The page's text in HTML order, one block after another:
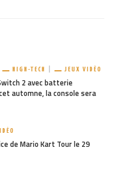
HIGH-TECH JEUX VIDÉO
2 avec batterie
automne, la console sera
de Mario Kart Tour le 29